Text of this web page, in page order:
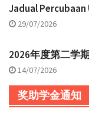
Jadual Percubaan
29/07/2026
2026年度第二学
14/07/2026
奖助学金通知